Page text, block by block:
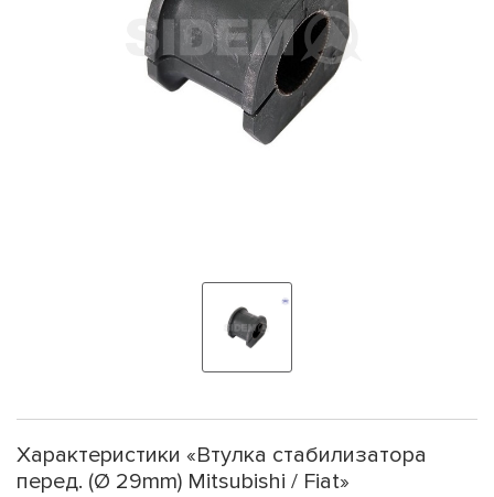
Характеристики «Втулка стабилизатора
перед. (Ø 29mm) Mitsubishi / Fiat»